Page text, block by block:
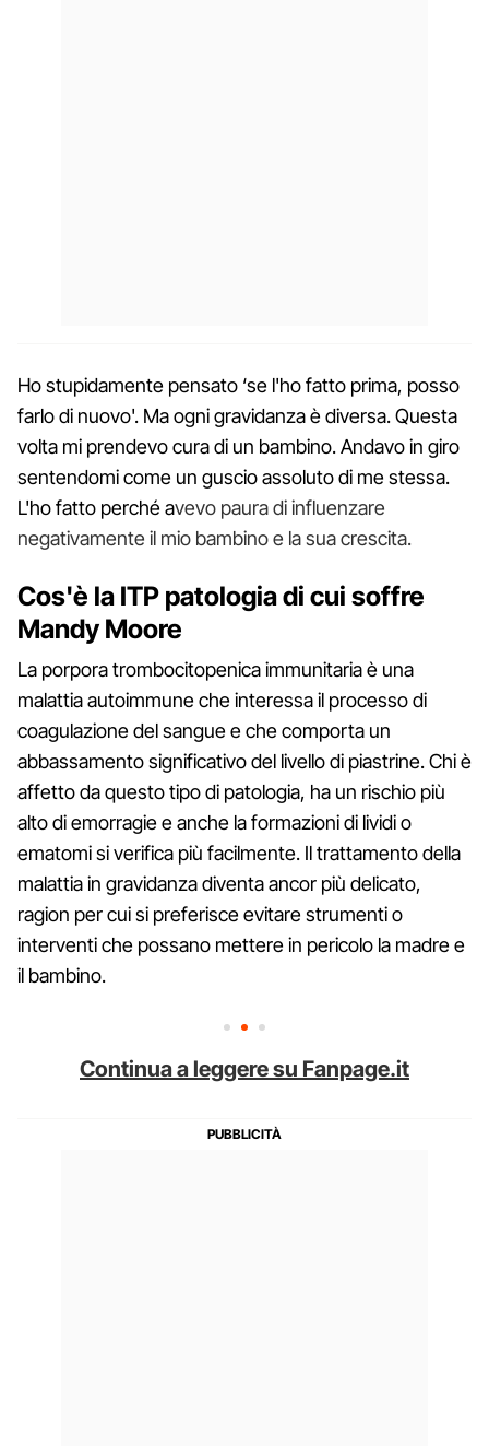
Ho stupidamente pensato ‘se l'ho fatto prima, posso
farlo di nuovo'. Ma ogni gravidanza è diversa. Questa
volta mi prendevo cura di un bambino. Andavo in giro
sentendomi come un guscio assoluto di me stessa.
L'ho fatto perché avevo paura di influenzare
negativamente il mio bambino e la sua crescita.
Cos'è la ITP patologia di cui soffre
Mandy Moore
La porpora trombocitopenica immunitaria è una
malattia autoimmune che interessa il processo di
coagulazione del sangue e che comporta un
abbassamento significativo del livello di piastrine. Chi è
affetto da questo tipo di patologia, ha un rischio più
alto di emorragie e anche la formazioni di lividi o
ematomi si verifica più facilmente. Il trattamento della
malattia in gravidanza diventa ancor più delicato,
ragion per cui si preferisce evitare strumenti o
interventi che possano mettere in pericolo la madre e
il bambino.
Continua a leggere su Fanpage.it